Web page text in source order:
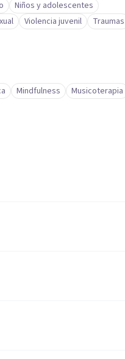
Niños y adolescentes
Violencia juvenil Traumas
Mindfulness Musicoterapia